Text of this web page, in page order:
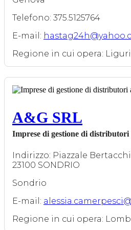
Telefono: 375.5125764
E-mail:
Regione in cui opera:
A&G SRL
Imprese di gestione di
Indirizzo: Piazzale
23100 SONDRIO
Sondrio
E-mail:
Regione in cui opera: